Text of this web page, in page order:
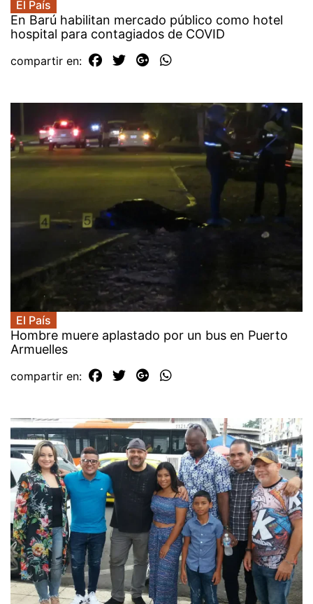
El País
En Barú habilitan mercado público como hotel
hospital para contagiados de COVID
compartir en:
El País
Hombre muere aplastado por un bus en Puerto
Armuelles
compartir en: